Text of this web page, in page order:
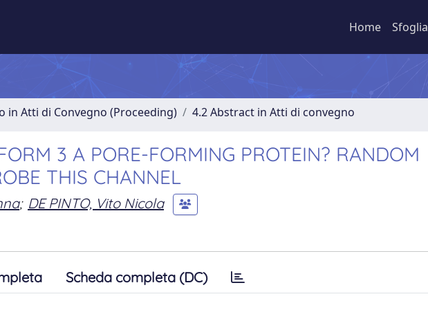
Home Sfoglia
in Atti di Convegno (Proceeding) 4.2 Abstract in Atti di convegno
3 A PORE-FORMING PROTEIN? RANDOM
THIS CHANNEL
; DE PINTO, Vito Nicola
Scheda completa (DC)